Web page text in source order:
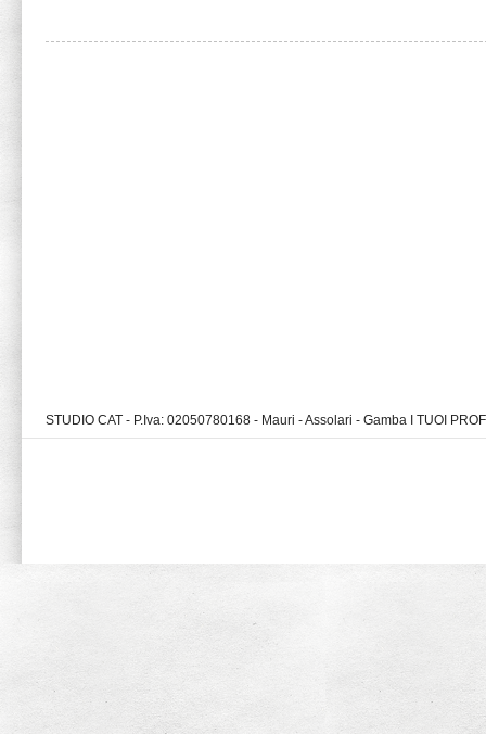
STUDIO CAT - P.Iva: 02050780168 - Mauri - Assolari - Gamba I TUOI